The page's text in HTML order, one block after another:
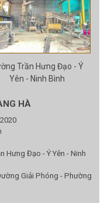
Trần Hưng Đạo - Ý
Yên - Ninh Bình
HÀ
Hưng Đạo - Ý Yên - Ninh
Giải Phóng - Phường